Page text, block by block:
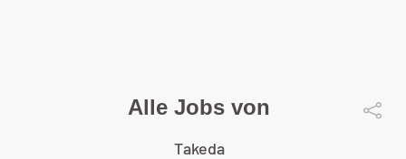
Alle Jobs von
Takeda